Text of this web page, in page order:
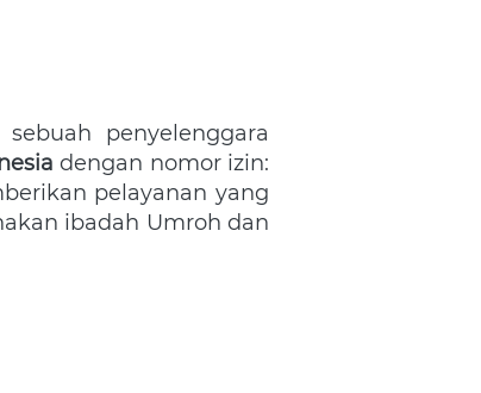
sebuah penyelenggara
ibadah Umroh dan